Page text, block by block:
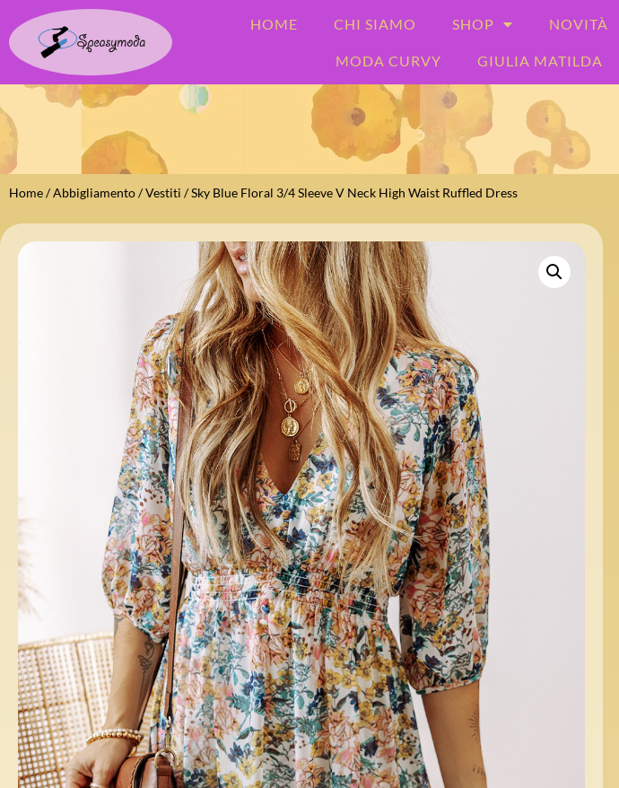
HOME CHI SIAMO SHOP NOVITÀ
MODA CURVY GIULIA MATILDA
Home/Abbigliamento/Vestiti / Sky Blue Floral 3/4 Sleeve V Neck High Waist Ruffled Dress